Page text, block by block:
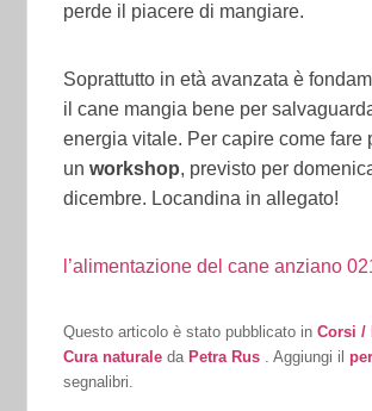
perde il piacere di mangiare.
Soprattutto in età avanzata è
il cane mangia bene per
energia vitale. Per capire come fare
unworkshop, previsto per
dicembre. Locandina in allegato!
l’alimentazione del cane anziano
Questo articolo è stato pubblicato inCorsi /
Cura naturale da Petra Rus . Aggiungi il
segnalibri.